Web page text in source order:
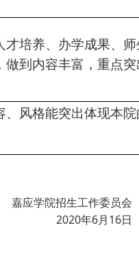
才培养、办学成果、
做到内容丰富，重点
、风格能突出体现本
嘉应学院招生工作委员会
2020年6月16日